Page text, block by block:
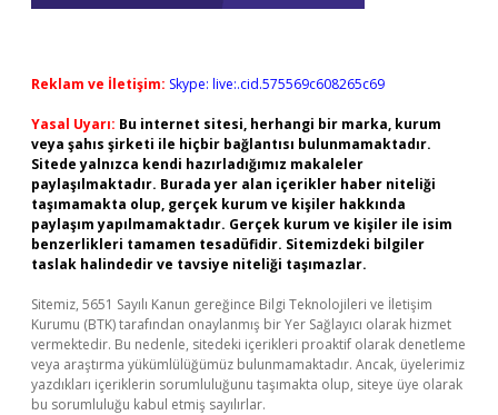
Reklam ve İletişim: Skype: live:.cid.575569c608265c69
Yasal Uyarı: Bu internet sitesi, herhangi bir marka, kurum
veya şahıs şirketi ile hiçbir bağlantısı bulunmamaktadır.
Sitede yalnızca kendi hazırladığımız makaleler
paylaşılmaktadır. Burada yer alan içerikler haber niteliği
taşımamakta olup, gerçek kurum ve kişiler hakkında
paylaşım yapılmamaktadır. Gerçek kurum ve kişiler ile isim
benzerlikleri tamamen tesadüfidir. Sitemizdeki bilgiler
taslak halindedir ve tavsiye niteliği taşımazlar.
Sitemiz, 5651 Sayılı Kanun gereğince Bilgi Teknolojileri ve İletişim
Kurumu (BTK) tarafından onaylanmış bir Yer Sağlayıcı olarak hizmet
vermektedir. Bu nedenle, sitedeki içerikleri proaktif olarak denetleme
veya araştırma yükümlülüğümüz bulunmamaktadır. Ancak, üyelerimiz
yazdıkları içeriklerin sorumluluğunu taşımakta olup, siteye üye olarak
bu sorumluluğu kabul etmiş sayılırlar.